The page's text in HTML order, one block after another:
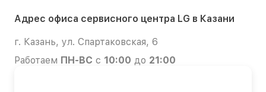
Адрес офиса сервисного центра LG в Казани
г. Казань, ул. Спартаковская, 6
Работаем ПН-ВС с 10:00 до 21:00